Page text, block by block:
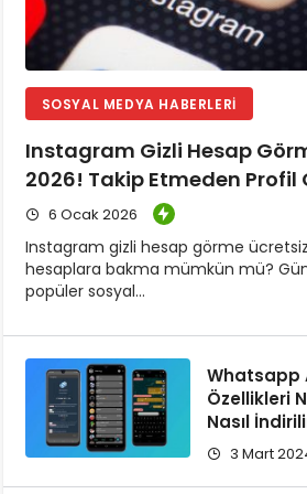
SOSYAL MEDYA HABERLERI
Instagram Gizli Hesap
2026! Takip Etmeden Profil
6 Ocak 2026
Instagram gizli hesap görme
hesaplara bakma mümkün mü?
popüler sosyal…
Whatsapp
Özellikleri
Nasıl
3 Mart